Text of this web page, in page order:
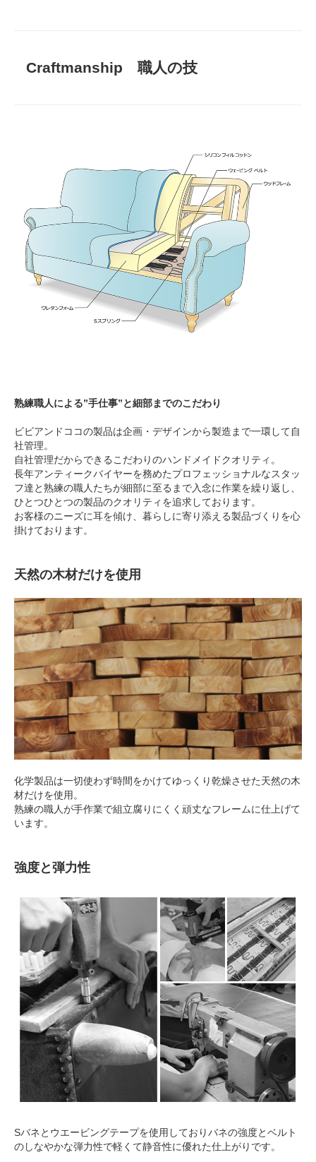
Craftmanship 職人の技
熟練職人による”手仕事”と細部までのこだわり
ビビアンドココの製品は企画・デザインから製造まで一環して自
社管理。
自社管理だからできるこだわりのハンドメイドクオリティ。
長年アンティークバイヤーを務めたプロフェッショナルなスタッ
フ達と熟練の職人たちが細部に至るまで入念に作業を繰り返し、
ひとつひとつの製品のクオリティを追求しております。
お客様のニーズに耳を傾け、暮らしに寄り添える製品づくりを心
掛けております。
天然の木材だけを使用
化学製品は一切使わず時間をかけてゆっくり乾燥させた天然の木
材だけを使用。
熟練の職人が手作業で組立腐りにくく頑丈なフレームに仕上げて
います。
強度と弾力性
Sバネとウエービングテープを使用しておりバネの強度とベルト
のしなやかな弾力性で軽くて静音性に優れた仕上がりです。